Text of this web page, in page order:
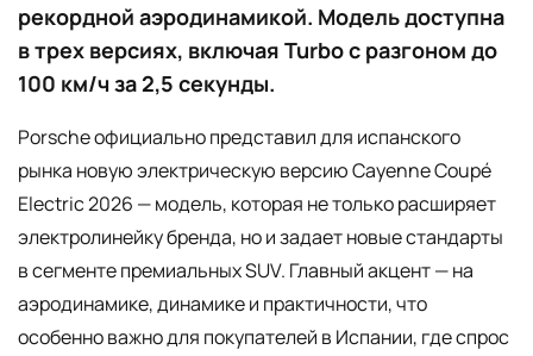
рекордной аэродинамикой. Модель доступна
в трех версиях, включая Turbo с разгоном до
100 км/ч за 2,5 секунды.
Porsche официально представил для испанского
рынка новую электрическую версию Cayenne Coupé
Electric 2026 — модель, которая не только расширяет
электролинейку бренда, но и задает новые стандарты
в сегменте премиальных SUV. Главный акцент — на
аэродинамике, динамике и практичности, что
особенно важно для покупателей в Испании, где спрос